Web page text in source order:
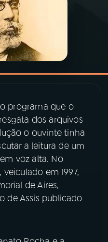
programa que o
dos arquivos
o ouvinte tinha
a leitura de um
voz alta. No
em 1997,
de Aires,
de Assis publicado